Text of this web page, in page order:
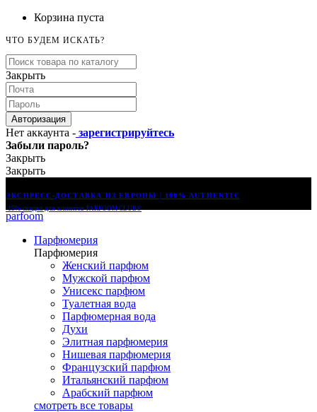
Корзина пуста
ЧТО БУДЕМ ИСКАТЬ?
Закрыть
Авторизация
Нет аккаунта - зарегистрируйтесь
Забыли пароль?
Закрыть
Закрыть
ЭКСПРЕСС-ДОСТАВКА ИЗ ЕВРОПЫ | 100% AUTHENTIC
-15% скидка для клиентов PARFOOM CLUB®
parfoom
Парфюмерия
Парфюмерия
Женский парфюм
Мужской парфюм
Унисекс парфюм
Туалетная вода
Парфюмерная вода
Духи
Элитная парфюмерия
Нишевая парфюмерия
Французский парфюм
Итальянский парфюм
Арабский парфюм
смотреть все товары